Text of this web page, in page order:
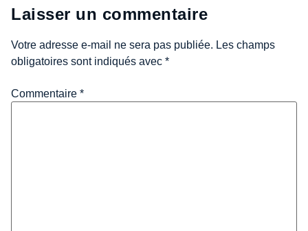
Laisser un commentaire
Votre adresse e-mail ne sera pas publiée. Les champs
obligatoires sont indiqués avec *
Commentaire *